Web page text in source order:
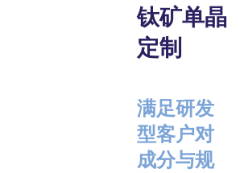
钛矿单晶
定制
满足研发
型客户对
成分与规